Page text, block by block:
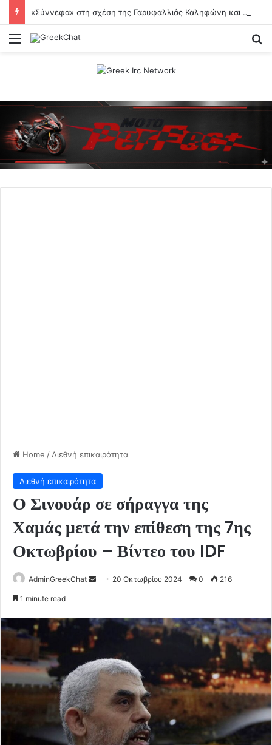
«Σύννεφα» στη σχέση της Γαρυφαλλιάς Καληφώνη και του Χρήστου Μάστορα;
Menu
Home / Διεθνή επικαιρότητα
Διεθνή επικαιρότητα
Ο Σινουάρ σε σήραγγα της
Χαμάς μετά την επίθεση της 7ης
Οκτωβρίου – Βίντεο του IDF
AdminGreekChat
Send 20 Οκτωβρίου 2024 0 216
1 minute read